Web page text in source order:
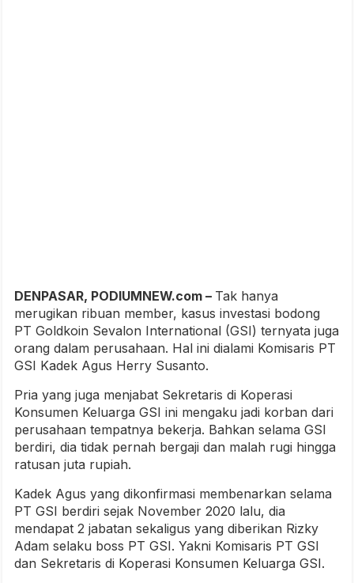
DENPASAR, PODIUMNEW.com – Tak hanya
merugikan ribuan member, kasus investasi bodong
PT Goldkoin Sevalon International (GSI) ternyata juga
orang dalam perusahaan. Hal ini dialami Komisaris PT
GSI Kadek Agus Herry Susanto.
Pria yang juga menjabat Sekretaris di Koperasi
Konsumen Keluarga GSI ini mengaku jadi korban dari
perusahaan tempatnya bekerja. Bahkan selama GSI
berdiri, dia tidak pernah bergaji dan malah rugi hingga
ratusan juta rupiah.
Kadek Agus yang dikonfirmasi membenarkan selama
PT GSI berdiri sejak November 2020 lalu, dia
mendapat 2 jabatan sekaligus yang diberikan Rizky
Adam selaku boss PT GSI. Yakni Komisaris PT GSI
dan Sekretaris di Koperasi Konsumen Keluarga GSI.